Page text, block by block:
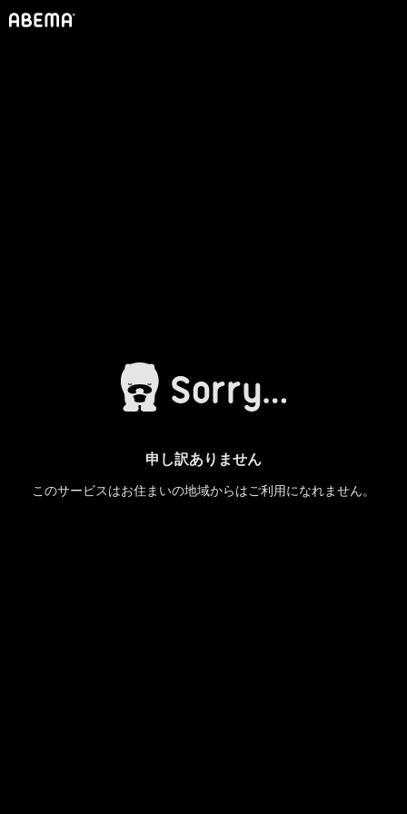
申し訳ありません
このサービスはお住まいの地域からはご利用になれません。